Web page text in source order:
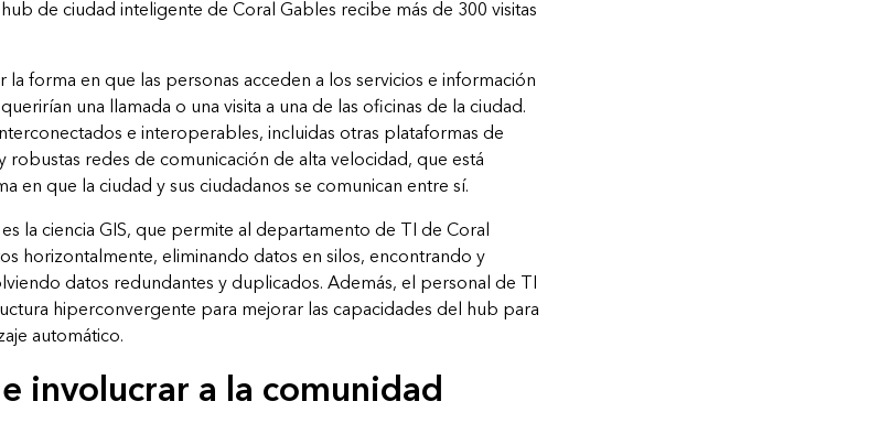
hub de ciudad inteligentede Coral Gables recibe más de 300 visitas
forma en que las personas acceden a los servicios e información
una llamada o una visita a una de las oficinas de la ciudad.
e interoperables, incluidas otras plataformas de
robustas redes de comunicación de alta velocidad, que está
en que la ciudad y sus ciudadanos se comunican entre sí.
la ciencia GIS, que permite al departamento de TI de Coral
horizontalmente, eliminando datos en silos, encontrando y
datos redundantes y duplicados. Además, el personal de TI
hiperconvergente para mejorar las capacidades del hub para
automático.
involucrar a la comunidad